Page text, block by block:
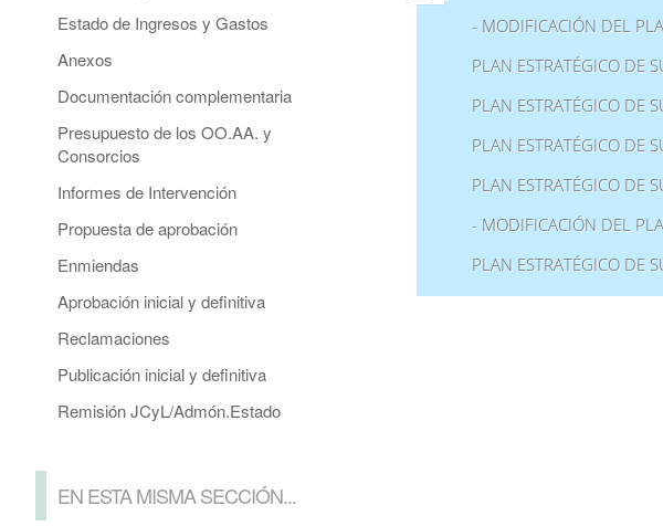
Estado de Ingresos y Gastos
Anexos
Documentación complementaria
Presupuesto de los OO.AA. y
Consorcios
Informes de Intervención
Propuesta de aprobación
Enmiendas
Aprobación inicial y definitiva
Reclamaciones
Publicación inicial y definitiva
Remisión JCyL/Admón.Estado
EN ESTA MISMA SECCIÓN...
- MODIFICACIÓN DEL
PLAN ESTRATÉGICO DE
PLAN ESTRATÉGICO DE
PLAN ESTRATÉGICO DE
PLAN ESTRATÉGICO DE
- MODIFICACIÓN DEL
PLAN ESTRATÉGICO DE